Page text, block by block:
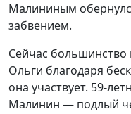
Малининым
забвением.
Сейчас большинство
Ольги благодаря
она участвует. 59-
Малинин — подлый